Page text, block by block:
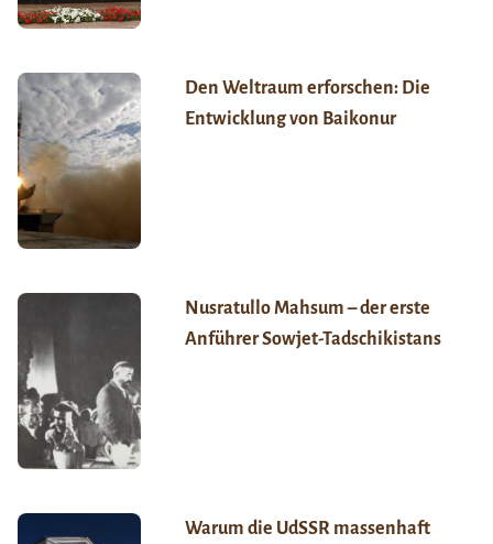
Den Weltraum erforschen: Die
Entwicklung von Baikonur
Nusratullo Mahsum – der erste
Anführer Sowjet-Tadschikistans
Warum die UdSSR massenhaft